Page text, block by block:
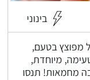
בינוני
מפוצץ בטעם,
מיוחדת,
מחמאות! תנסו